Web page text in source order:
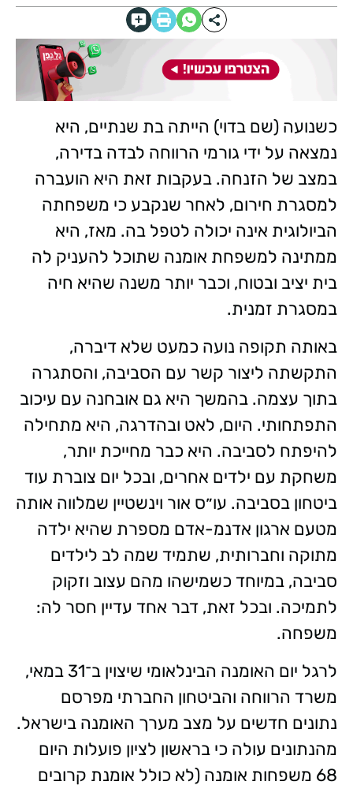
כשנועה (שם בדוי) הייתה בת שנתיים, היא
נמצאה על ידי גורמי הרווחה לבדה בדירה,
במצב של הזנחה. בעקבות זאת היא הועברה
למסגרת חירום, לאחר שנקבע כי משפחתה
הביולוגית אינה יכולה לטפל בה. מאז, היא
ממתינה למשפחת אומנה שתוכל להעניק לה
בית יציב ובטוח, וכבר יותר משנה שהיא חיה
במסגרת זמנית.
באותה תקופה נועה כמעט שלא דיברה,
התקשתה ליצור קשר עם הסביבה, והסתגרה
בתוך עצמה. בהמשך היא גם אובחנה עם עיכוב
התפתחותי. היום, לאט ובהדרגה, היא מתחילה
להיפתח לסביבה. היא כבר מחייכת יותר,
משחקת עם ילדים אחרים, ובכל יום צוברת עוד
ביטחון בסביבה. עו״ס אור וינשטיין שמלווה אותה
מטעם ארגון אדנמ-אדם מספרת שהיא ילדה
מתוקה וחברותית, שתמיד שמה לב לילדים
סביבה, במיוחד כשמישהו מהם עצוב וזקוק
לתמיכה. ובכל זאת, דבר אחד עדיין חסר לה:
משפחה.
לרגל יום האומנה הבינלאומי שיצוין ב־31 במאי,
משרד הרווחה והביטחון החברתי מפרסם
נתונים חדשים על מצב מערך האומנה בישראל.
מהנתונים עולה כי בראשון לציון פועלות היום
68 משפחות אומנה (לא כולל אומנת קרובים